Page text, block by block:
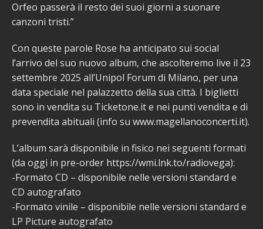
Orfeo passerà il resto dei suoi giorni a suonare
canzoni tristi.”
Con queste parole Rose ha anticipato sui social
l’arrivo del suo nuovo album, che ascolteremo live il 23
settembre 2025 all’Unipol Forum di Milano, per una
data speciale nel palazzetto della sua città. I biglietti
sono in vendita su Ticketone.it e nei punti vendita e di
prevendita abituali (info su www.magellanoconcerti.it).
L’album sarà disponibile in fisico nei seguenti formati
(da oggi in pre-order https://wmi.lnk.to/radiovega):
-Formato CD – disponibile nelle versioni standard e
CD autografato
-Formato vinile – disponibile nelle versioni standard e
LP Picture autografato